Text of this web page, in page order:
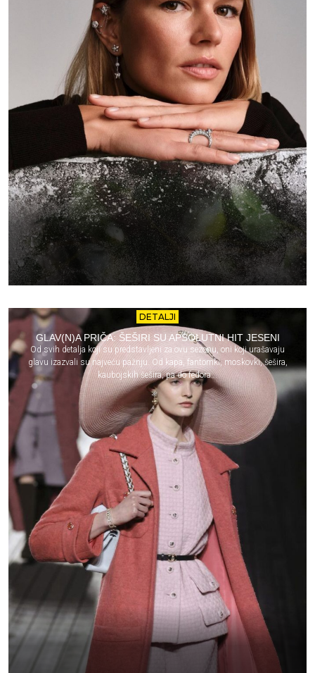
DETALJI
GLAV(N)A PRIČA: ŠEŠIRI SU APSOLUTNI HIT JESENI
Od svih detalja koji su predstavljeni za ovu sezonu, oni koji urašavaju
glavu izazvali su najveću pažnju. Od kapa, fantomki, moskovki, šešira,
kaubojskih šešira, pa do fedora...